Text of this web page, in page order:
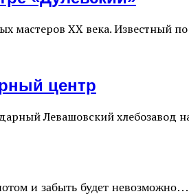
мастеров XX века. Известный
центр
Левашовский хлебозавод
и забыть будет